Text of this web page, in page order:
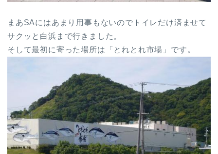
まあSAにはあまり用事もないのでトイレだけ済ませて
サクッと白浜まで行きました。
そして最初に寄った場所は「とれとれ市場」です。